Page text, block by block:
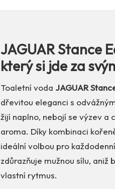
JAGUAR Stance
který si jde za
Toaletní voda JAGUAR
dřevitou eleganci s
žijí naplno, nebojí se výzev a
aroma. Díky kombinaci
ideální volbou pro
zdůrazňuje mužnou sílu, aniž
vlastní rytmus.